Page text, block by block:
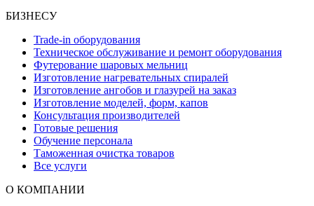
БИЗНЕСУ
Trade-in оборудования
Техническое обслуживание и ремонт оборудования
Футерование шаровых мельниц
Изготовление нагревательных спиралей
Изготовление ангобов и глазурей на заказ
Изготовление моделей, форм, капов
Консультация производителей
Готовые решения
Обучение персонала
Таможенная очистка товаров
Все услуги
О КОМПАНИИ